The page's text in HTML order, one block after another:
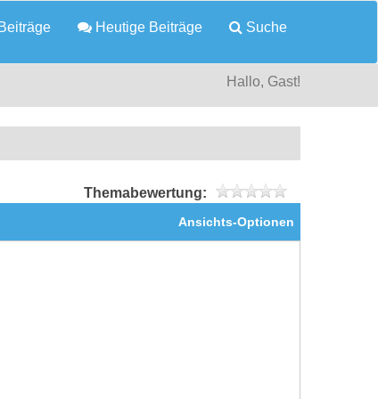
Heutige Beiträge Suche
Hallo, Gast!
Themabewertung:
Ansichts-Optionen